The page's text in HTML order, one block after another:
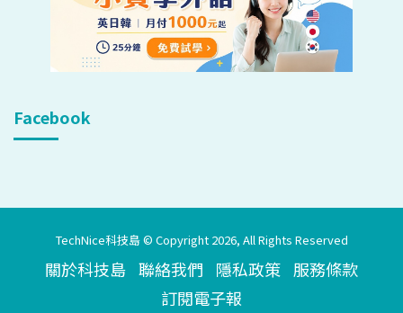
Facebook
TechNice科技島 © Copyright 2026, All Rights Reserved
關於科技島 聯絡我們 隱私政策 服務條款
訂閱電子報